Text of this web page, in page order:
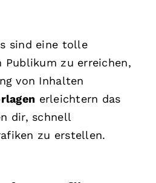
sind eine tolle
Publikum zu erreichen,
von Inhalten
erleichtern das
dir, schnell
zu erstellen.